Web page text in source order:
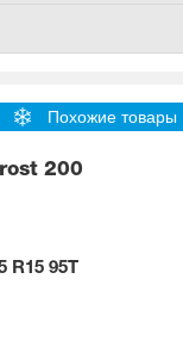
Похожие товары
200
R15 95T